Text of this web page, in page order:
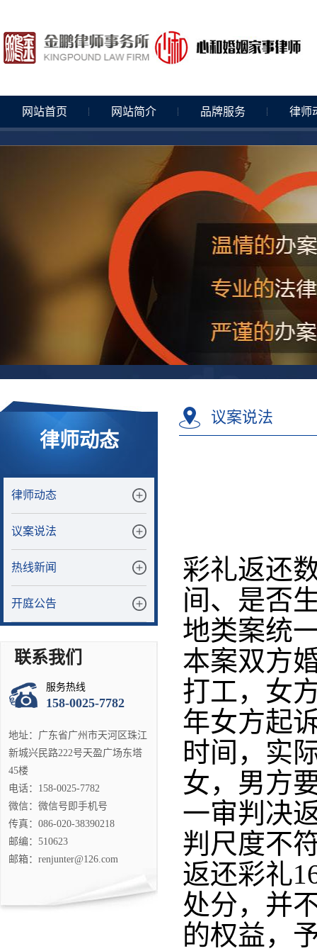
网站首页 网站简介 品牌服务 律师
律师动态
律师动态
议案说法
热线新闻
开庭公告
联系我们
服务热线
158-0025-7782
地址：广东省广州市天河区珠江
新城兴民路222号天盈广场东塔
45楼
电话：158-0025-7782
微信：微信号即手机号
传真：086-020-38390218
邮编：510623
邮箱：renjunter@126.com
议案说法
彩礼返还
间、是否
地类案统
本案双方
打工，女
年女方起
时间，实
女，男方
一审判决
判尺度不
返还彩礼
处分，并
的权益，